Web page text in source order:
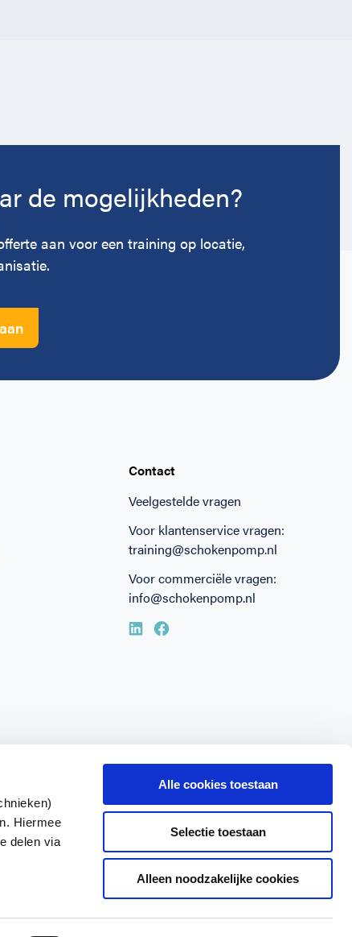
Hiermee
delen via
Alle cookies toestaan
Selectie toestaan
Alleen noodzakelijke cookies
de mogelijkheden?
aan voor een training op locatie,
Contact
Veelgestelde vragen
Voor klantenservice vragen:
training@schokenpomp.nl
Voor commerciële vragen:
info@schokenpomp.nl